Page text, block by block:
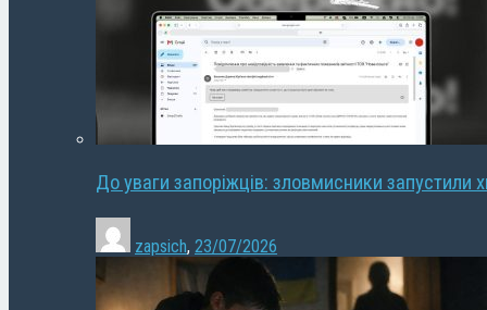
До уваги запоріжців: зловмисники запустили
zapsich, 23/07/2026